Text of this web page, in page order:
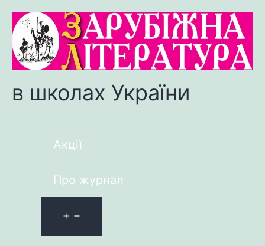
в школах України
Акції
Про журнал